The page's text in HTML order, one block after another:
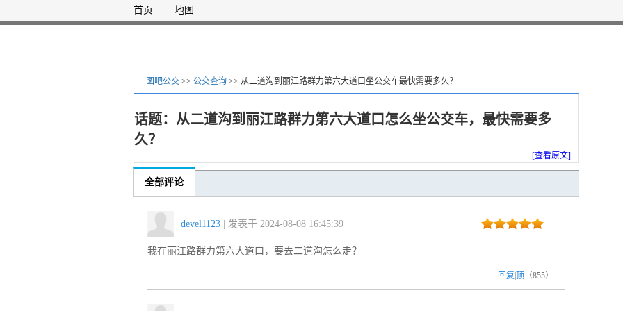
图吧公交 >> 公交查询 >> 从二道沟到丽江路群力第六大道口坐公交车最快需要多久？
话题：从二道沟到丽江路群力第六大道口怎么坐公交车，最快需要多
久？
[查看原文]
全部评论
devel1123 | 发表于 2024-08-08 16:45:39
我在丽江路群力第六大道口，要去二道沟怎么走？
回复 顶 （855）
首页 地图